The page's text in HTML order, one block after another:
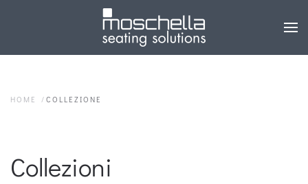
HOME COLLEZIONE
Collezioni